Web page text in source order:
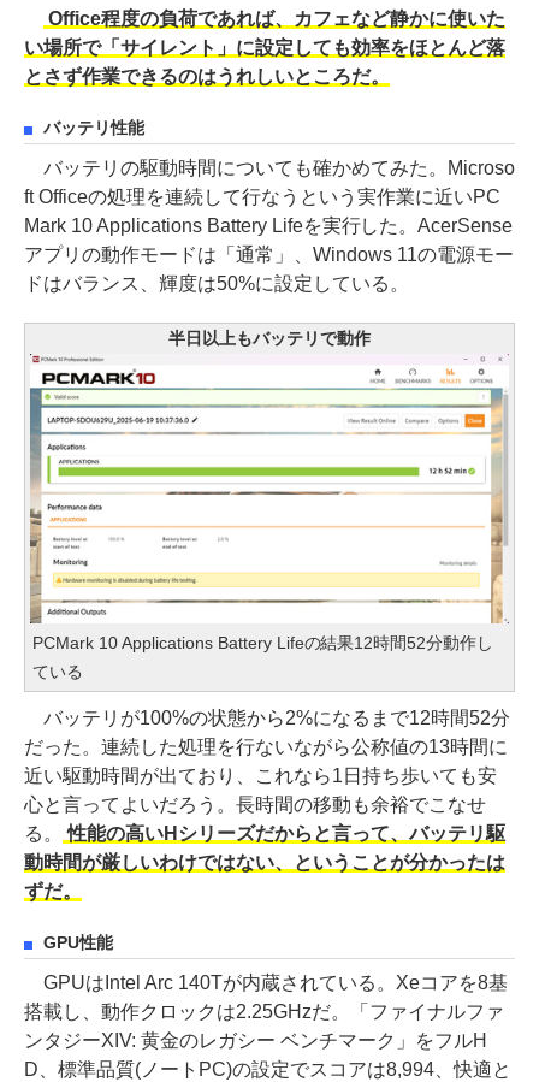
Office程度の負荷であれば、カフェなど静かに使いた
い場所で「サイレント」に設定しても効率をほとんど落
とさず作業できるのはうれしいところだ。
バッテリ性能
バッテリの駆動時間についても確かめてみた。Microso
ft Officeの処理を連続して行なうという実作業に近いPC
Mark 10 Applications Battery Lifeを実行した。AcerSense
アプリの動作モードは「通常」、Windows 11の電源モー
ドはバランス、輝度は50%に設定している。
半日以上もバッテリで動作
PCMark 10 Applications Battery Lifeの結果12時間52分動作し
ている
バッテリが100%の状態から2%になるまで12時間52分
だった。連続した処理を行ないながら公称値の13時間に
近い駆動時間が出ており、これなら1日持ち歩いても安
心と言ってよいだろう。長時間の移動も余裕でこなせ
る。
性能の高いHシリーズだからと言って、バッテリ駆
動時間が厳しいわけではない、ということが分かったは
ずだ。
GPU性能
GPUはIntel Arc 140Tが内蔵されている。Xeコアを8基
搭載し、動作クロックは2.25GHzだ。「ファイナルファ
ンタジーXIV: 黄金のレガシー ベンチマーク」をフルH
D、標準品質(ノートPC)の設定でスコアは8,994、快適と